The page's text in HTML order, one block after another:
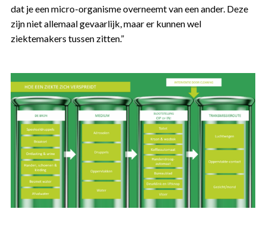
dat je een micro-organisme overneemt van een ander. Deze
zijn niet allemaal gevaarlijk, maar er kunnen wel
ziektemakers tussen zitten.”